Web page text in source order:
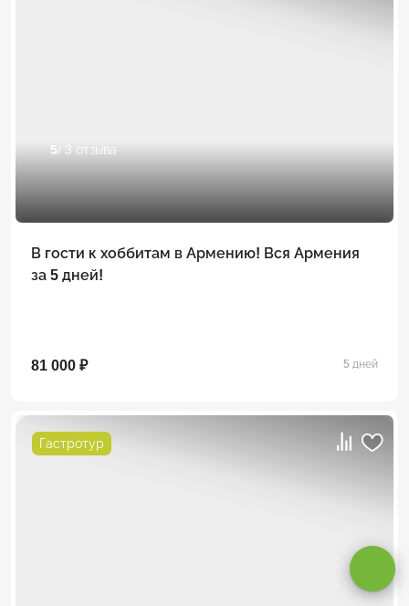
5/ 3 отзыва
В гости к хоббитам в Армению! Вся Армения
за 5 дней!
81 000 ₽ 5 дней
Гастротур